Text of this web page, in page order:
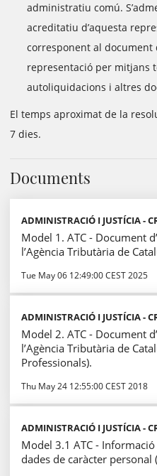
administratiu comú.
acreditatiu d’aquesta
corresponent al document
representació per mitjans
autoliquidacions i altres
El temps aproximat de la
7 dies.
Documents
ADMINISTRACIÓ I JUSTÍCIA -
Model 1. ATC - Document
l’Agència Tributària de
Tue May 06 12:49:00 CEST 2025
ADMINISTRACIÓ I JUSTÍCIA -
Model 2. ATC - Document
l’Agència Tributària de
Professionals).
Thu May 24 12:55:00 CEST 2018
ADMINISTRACIÓ I JUSTÍCIA -
Model 3.1 ATC -
dades de caràcter personal